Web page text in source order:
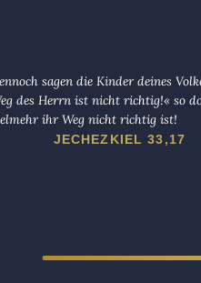
sagen die Kinder deines
des Herrn ist nicht richtig!« so
ihr Weg nicht richtig ist!
JECHEZKIEL 33,17